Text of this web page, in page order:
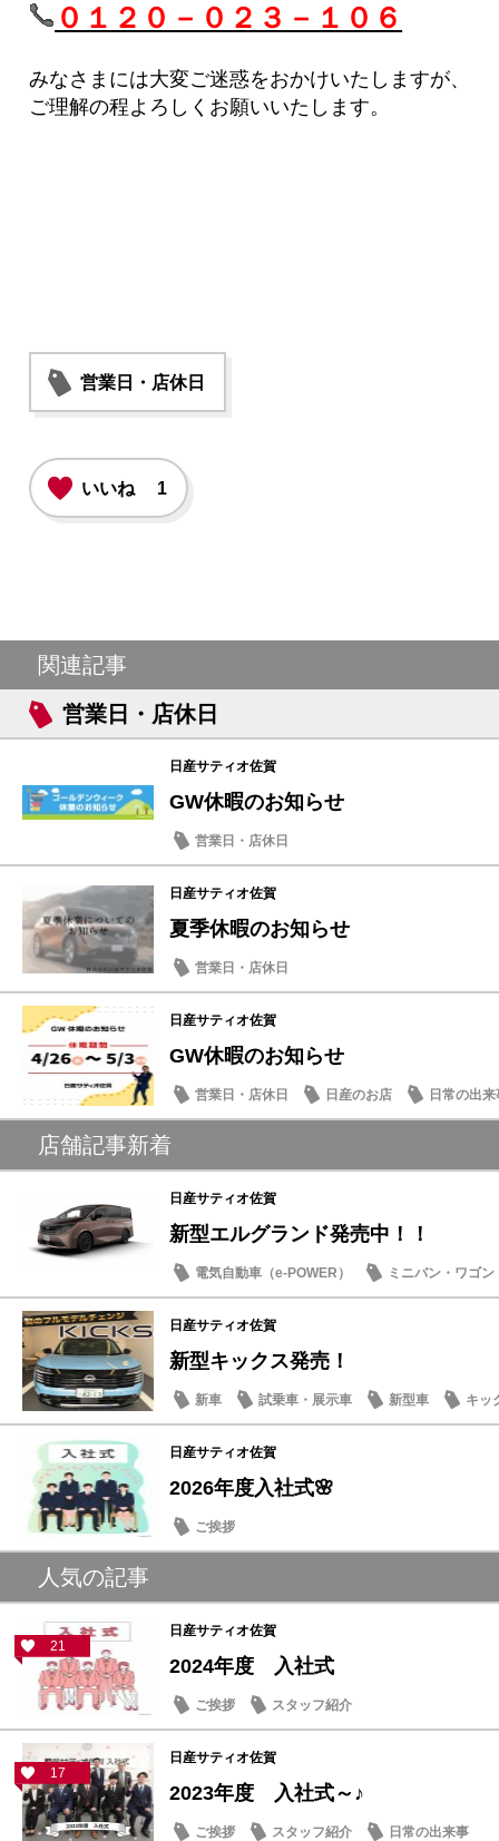
０１２０－０２３－１０６
みなさまには大変ご迷惑をおかけいたしますが、
ご理解の程よろしくお願いいたします。
営業日・店休日
いいね 1
関連記事
営業日・店休日
日産サティオ佐賀
GW休暇のお知らせ
営業日・店休日
日産サティオ佐賀
夏季休暇のお知らせ
営業日・店休日
日産サティオ佐賀
GW休暇のお知らせ
営業日・店休日 日産のお店 日常の出来
店舗記事新着
日産サティオ佐賀
新型エルグランド発売中！！
電気自動車（e-POWER） ミニバン・ワゴン
日産サティオ佐賀
新型キックス発売！
新車 試乗車・展示車 新型車 キッ
日産サティオ佐賀
2026年度入社式🌸
ご挨拶
人気の記事
21
日産サティオ佐賀
2024年度 入社式
ご挨拶 スタッフ紹介
17
日産サティオ佐賀
2023年度 入社式～♪
ご挨拶 スタッフ紹介 日常の出来事